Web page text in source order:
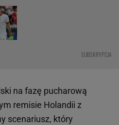
SUBSKRYPCJA
na fazę pucharową
remisie Holandii z
scenariusz, który